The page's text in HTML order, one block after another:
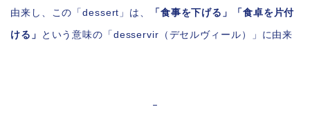
由来し、この「dessert」は、
「食事を下げる」「食卓を片付
ける」
という意味の「desservir（デセルヴィール）」に由来